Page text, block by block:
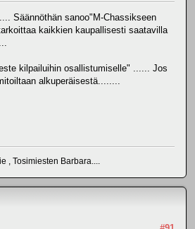
Säännöthän sanoo"M-Chassikseen
kaikkien kaupallisesti saatavilla
kilpailuihin osallistumiselle" ...... Jos
alkuperäisestä........
, Tosimiesten Barbara....